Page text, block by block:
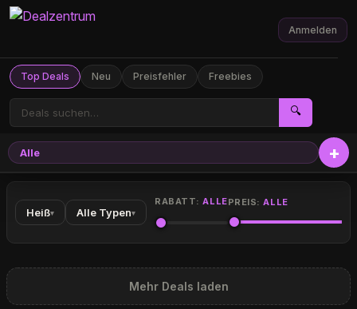
Top Deals Neu Preisfehler Freebies
🔍
Anmelden
Alle
Heiß▾ Alle Typen▾
RABATT:ALLEPREIS:ALLE
Mehr Deals laden